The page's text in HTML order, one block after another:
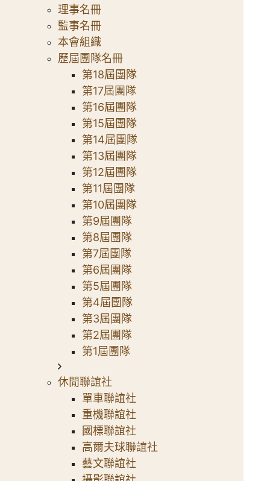
理事名冊
監事名冊
本會組織
歷屆團隊名冊
第18屆團隊
第17屆團隊
第16屆團隊
第15屆團隊
第14屆團隊
第13屆團隊
第12屆團隊
第11屆團隊
第10屆團隊
第9屆團隊
第8屆團隊
第7屆團隊
第6屆團隊
第5屆團隊
第4屆團隊
第3屆團隊
第2屆團隊
第1屆團隊
休閒聯誼社
單車聯誼社
重機聯誼社
國標聯誼社
高爾夫球聯誼社
藝文聯誼社